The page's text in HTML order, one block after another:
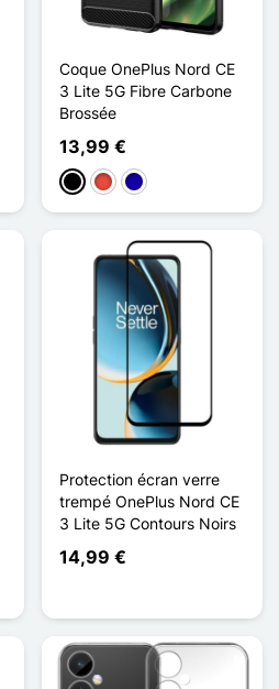
Coque OnePlus Nord CE
3 Lite 5G Fibre Carbone
Brossée
13,99 €
Schwarz
Rot Dunkelblau
Protection écran verre
trempé OnePlus Nord CE
3 Lite 5G Contours Noirs
14,99 €